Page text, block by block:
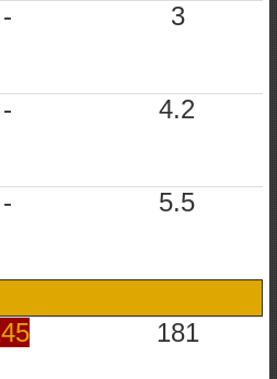
- 3
- 4.2
- 5.5
181